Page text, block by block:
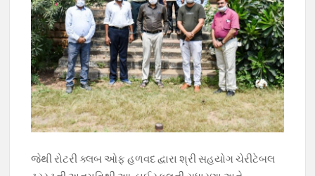
જેથી રોટરી ક્લબ ઓફ હળવદ દ્વારા શ્રી સહયોગ ચેરીટેબલ